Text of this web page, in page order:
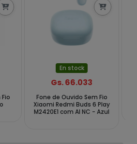
En stock
Gs. 66.033
Fone de Ouvido Sem Fio
Xiaomi Redmi Buds 6 Play
M2420E1 com AI NC - Azul